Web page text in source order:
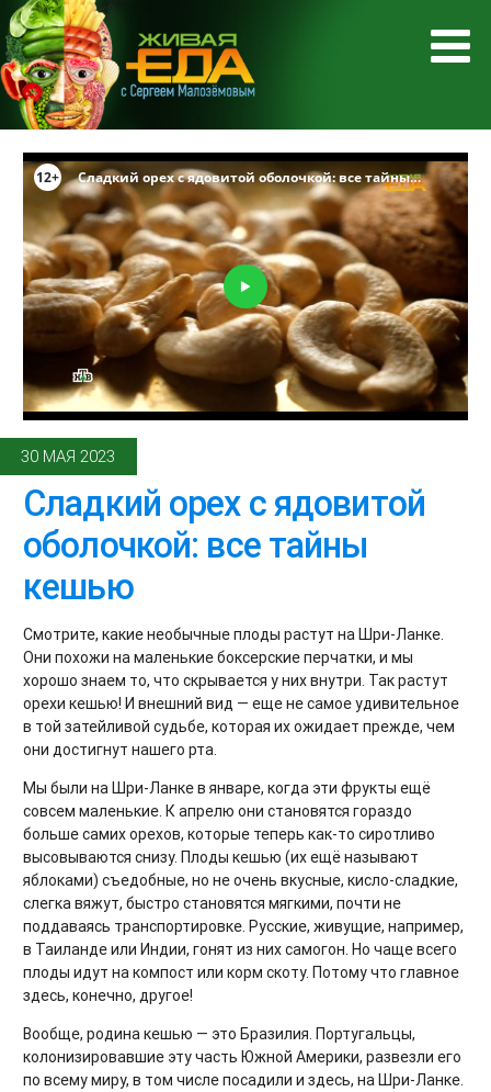
30 МАЯ 2023
Сладкий орех с ядовитой
оболочкой: все тайны
кешью
Смотрите, какие необычные плоды растут на Шри-Ланке.
Они похожи на маленькие боксерские перчатки, и мы
хорошо знаем то, что скрывается у них внутри. Так растут
орехи кешью! И внешний вид — еще не самое удивительное
в той затейливой судьбе, которая их ожидает прежде, чем
они достигнут нашего рта.
Мы были на Шри-Ланке в январе, когда эти фрукты ещё
совсем маленькие. К апрелю они становятся гораздо
больше самих орехов, которые теперь как-то сиротливо
высовываются снизу. Плоды кешью (их ещё называют
яблоками) съедобные, но не очень вкусные, кисло-сладкие,
слегка вяжут, быстро становятся мягкими, почти не
поддаваясь транспортировке. Русские, живущие, например,
в Таиланде или Индии, гонят из них самогон. Но чаще всего
плоды идут на компост или корм скоту. Потому что главное
здесь, конечно, другое!
Вообще, родина кешью — это Бразилия. Португальцы,
колонизировавшие эту часть Южной Америки, развезли его
по всему миру, в том числе посадили и здесь, на Шри-Ланке.